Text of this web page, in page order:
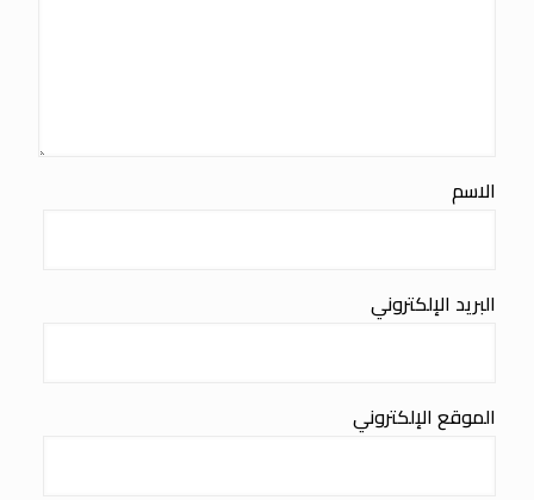
الاسم
البريد الإلكتروني
الموقع الإلكتروني